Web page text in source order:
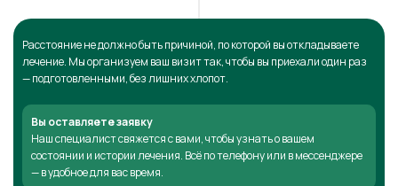
Расстояние не должно быть причиной, по которой вы откладываете
лечение. Мы организуем ваш визит так, чтобы вы приехали один раз
— подготовленными, без лишних хлопот.
Вы оставляете заявку
Наш специалист свяжется с вами, чтобы узнать о вашем
состоянии и истории лечения. Всё по телефону или в мессенджере
— в удобное для вас время.